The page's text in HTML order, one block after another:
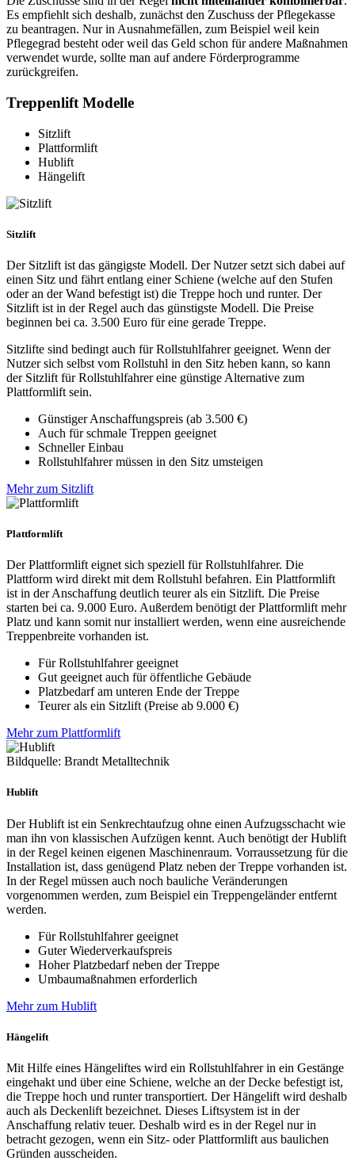
Es empfiehlt sich deshalb, zunächst den Zuschuss der Pflegekasse
zu beantragen. Nur in Ausnahmefällen, zum Beispiel weil kein
Pflegegrad besteht oder weil das Geld schon für andere Maßnahmen
verwendet wurde, sollte man auf andere Förderprogramme
zurückgreifen.
Treppenlift Modelle
Sitzlift
Plattformlift
Hublift
Hängelift
Sitzlift
Der Sitzlift ist das gängigste Modell. Der Nutzer setzt sich dabei auf
einen Sitz und fährt entlang einer Schiene (welche auf den Stufen
oder an der Wand befestigt ist) die Treppe hoch und runter. Der
Sitzlift ist in der Regel auch das günstigste Modell. Die Preise
beginnen bei ca. 3.500 Euro für eine gerade Treppe.
Sitzlifte sind bedingt auch für Rollstuhlfahrer geeignet. Wenn der
Nutzer sich selbst vom Rollstuhl in den Sitz heben kann, so kann
der Sitzlift für Rollstuhlfahrer eine günstige Alternative zum
Plattformlift sein.
Günstiger Anschaffungspreis (ab 3.500 €)
Auch für schmale Treppen geeignet
Schneller Einbau
Rollstuhlfahrer müssen in den Sitz umsteigen
Mehr zum Sitzlift
Plattformlift
Der Plattformlift eignet sich speziell für Rollstuhlfahrer. Die
Plattform wird direkt mit dem Rollstuhl befahren. Ein Plattformlift
ist in der Anschaffung deutlich teurer als ein Sitzlift. Die Preise
starten bei ca. 9.000 Euro. Außerdem benötigt der Plattformlift mehr
Platz und kann somit nur installiert werden, wenn eine ausreichende
Treppenbreite vorhanden ist.
Für Rollstuhlfahrer geeignet
Gut geeignet auch für öffentliche Gebäude
Platzbedarf am unteren Ende der Treppe
Teurer als ein Sitzlift (Preise ab 9.000 €)
Mehr zum Plattformlift
Bildquelle: Brandt Metalltechnik
Hublift
Der Hublift ist ein Senkrechtaufzug ohne einen Aufzugsschacht wie
man ihn von klassischen Aufzügen kennt. Auch benötigt der Hublift
in der Regel keinen eigenen Maschinenraum. Vorraussetzung für die
Installation ist, dass genügend Platz neben der Treppe vorhanden ist.
In der Regel müssen auch noch bauliche Veränderungen
vorgenommen werden, zum Beispiel ein Treppengeländer entfernt
werden.
Für Rollstuhlfahrer geeignet
Guter Wiederverkaufspreis
Hoher Platzbedarf neben der Treppe
Umbaumaßnahmen erforderlich
Mehr zum Hublift
Hängelift
Mit Hilfe eines Hängeliftes wird ein Rollstuhlfahrer in ein Gestänge
eingehakt und über eine Schiene, welche an der Decke befestigt ist,
die Treppe hoch und runter transportiert. Der Hängelift wird deshalb
auch als Deckenlift bezeichnet. Dieses Liftsystem ist in der
Anschaffung relativ teuer. Deshalb wird es in der Regel nur in
betracht gezogen, wenn ein Sitz- oder Plattformlift aus baulichen
Gründen ausscheiden.